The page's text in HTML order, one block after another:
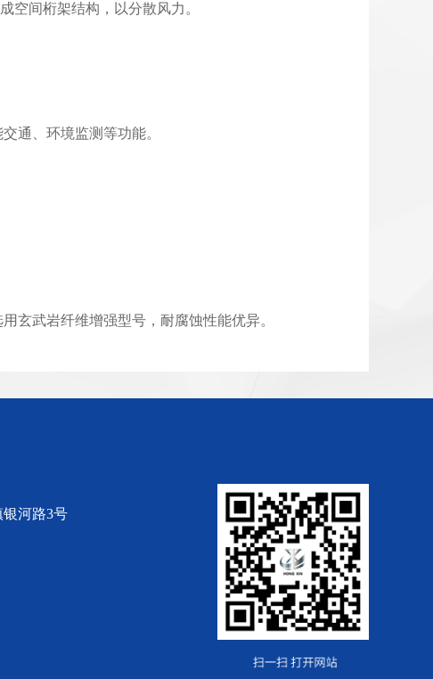
空间桁架结构，以分散风力。
通、环境监测等功能。
玄武岩纤维增强型号，耐腐蚀性能优异。
河路3号